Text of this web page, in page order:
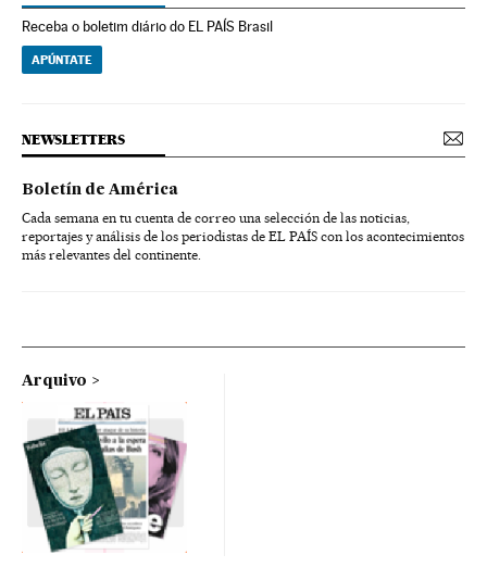
Receba o boletim diário do EL PAÍS Brasil
APÚNTATE
NEWSLETTERS
Boletín de América
Cada semana en tu cuenta de correo una selección de las noticias,
reportajes y análisis de los periodistas de EL PAÍS con los acontecimientos
más relevantes del continente.
Arquivo